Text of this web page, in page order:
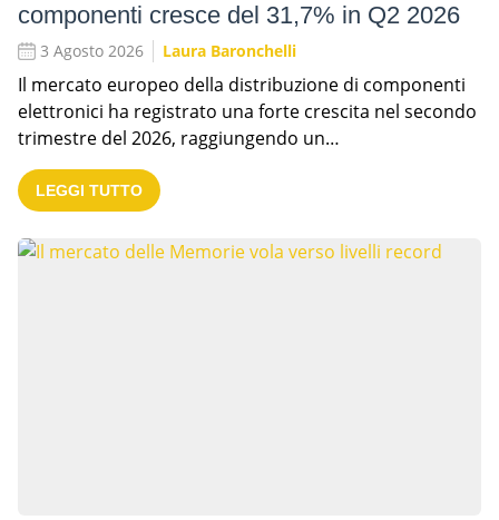
componenti cresce del 31,7% in Q2 2026
3 Agosto 2026 Laura Baronchelli
Il mercato europeo della distribuzione di componenti
elettronici ha registrato una forte crescita nel secondo
trimestre del 2026, raggiungendo un…
LEGGI TUTTO